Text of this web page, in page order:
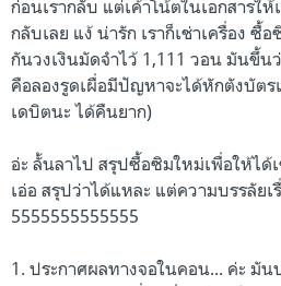
ก่อนเรากลับ แต่เค้าโน้ตในเอกสารใ
กลับเลย แง้ น่ารัก เราก็เช่าเครื่อง ซื้
กันวงเงินมัดจำไว้ 1,111 วอน มันขึ้น
คือลองรูดเผื่อมีปัญหาจะได้หักตังบัตร
เดบิตนะ ได้คืนยาก)
อ่ะ ลั้นลาไป สรุปซื้อซิมใหม่เพื่อให้ได้
เอ่อ สรุปว่าได้แหละ แต่ความบรรลัยเ
5555555555555
1. ประกาศผลทางจอในคอน... ค่ะ มัน